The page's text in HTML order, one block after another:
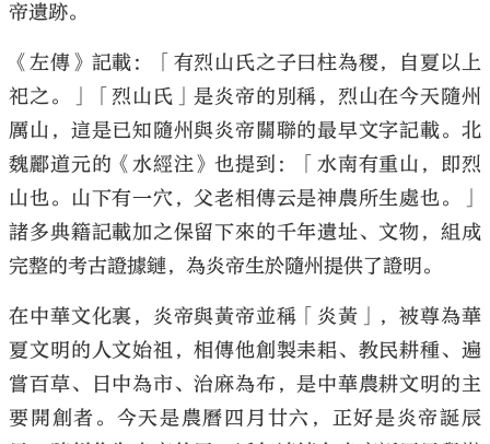
大公文匯
帝遺跡。
《左傳》記載：「有烈山氏之子曰柱為稷，自夏以上
祀之。」「烈山氏」是炎帝的別稱，烈山在今天隨州
厲山，這是已知隨州與炎帝關聯的最早文字記載。北
魏酈道元的《水經注》也提到：「水南有重山，即烈
山也。山下有一穴，父老相傳云是神農所生處也。」
諸多典籍記載加之保留下來的千年遺址、文物，組成
完整的考古證據鏈，為炎帝生於隨州提供了證明。
在中華文化裏，炎帝與黃帝並稱「炎黃」，被尊為華
夏文明的人文始祖，相傳他創製耒耜、教民耕種、遍
嘗百草、日中為市、治麻為布，是中華農耕文明的主
要開創者。今天是農曆四月廿六，正好是炎帝誕辰